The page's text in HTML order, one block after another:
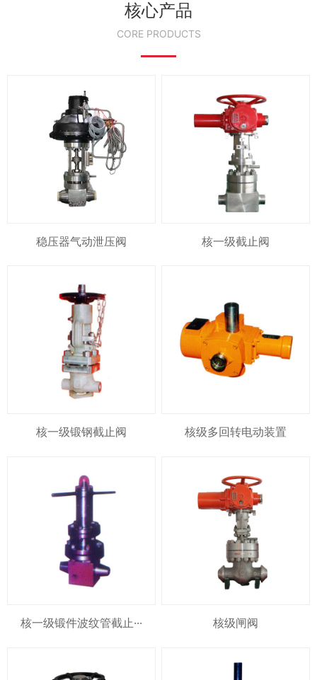
核心产品
CORE PRODUCTS
稳压器气动泄压阀 核一级截止阀
核一级锻钢截止阀 核级多回转电动装置
核一级锻件波纹管截止··· 核级闸阀